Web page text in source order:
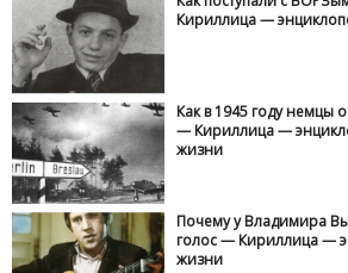
Кириллица —
Как в 1945 году
— Кириллица —
жизни
Почему у Владимира
голос — Кириллица —
жизни